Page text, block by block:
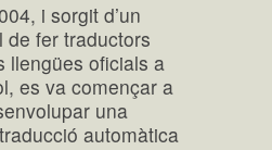
i sorgit d’un
de fer traductors
llengües oficials a
es va començar a
una
automàtica